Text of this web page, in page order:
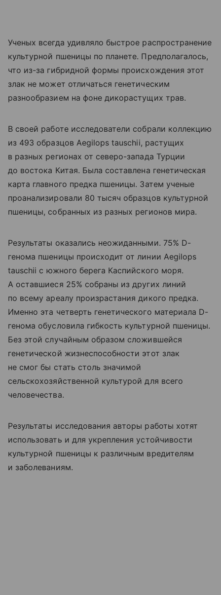
Ученых всегда удивляло быстрое распространение
культурной пшеницы по планете. Предполагалось,
что из-за гибридной формы происхождения этот
злак не может отличаться генетическим
разнообразием на фоне дикорастущих трав.
В своей работе исследователи собрали коллекцию
из 493 образцов Aegilops tauschii, растущих
в разных регионах от северо-запада Турции
до востока Китая. Была составлена генетическая
карта главного предка пшеницы. Затем ученые
проанализировали 80 тысяч образцов культурной
пшеницы, собранных из разных регионов мира.
Результаты оказались неожиданными. 75% D-
генома пшеницы происходит от линии Aegilops
tauschii с южного берега Каспийского моря.
А оставшиеся 25% собраны из других линий
по всему ареалу произрастания дикого предка.
Именно эта четверть генетического материала D-
генома обусловила гибкость культурной пшеницы.
Без этой случайным образом сложившейся
генетической жизнеспособности этот злак
не смог бы стать столь значимой
сельскохозяйственной культурой для всего
человечества.
Результаты исследования авторы работы хотят
использовать и для укрепления устойчивости
культурной пшеницы к различным вредителям
и заболеваниям.